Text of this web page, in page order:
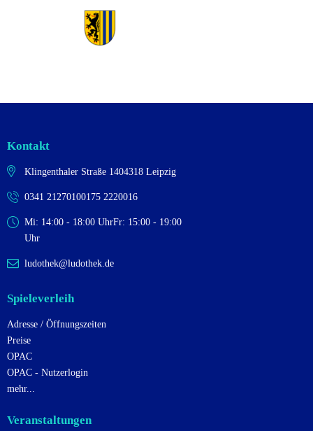
Kontakt
Klingenthaler Straße 1404318 Leipzig
0341 21270100175 2220016
Mi: 14:00 - 18:00 UhrFr: 15:00 - 19:00
Uhr
ludothek@ludothek.de
Spieleverleih
Adresse / Öffnungszeiten
Preise
OPAC
OPAC - Nutzerlogin
mehr...
Veranstaltungen